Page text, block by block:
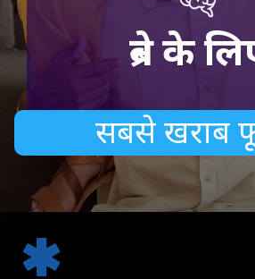
ब्रेन के
सबसे खराब